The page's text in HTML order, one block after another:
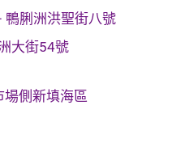
鴨脷洲洪聖街八號
大街54號
側新填海區